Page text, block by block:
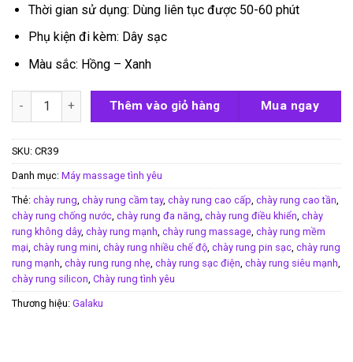
Thời gian sử dụng: Dùng liên tục được 50-60 phút
Phụ kiện đi kèm: Dây sạc
Màu sắc: Hồng – Xanh
Chày rung gắn tường Galaku Ballet số lượng
Thêm vào giỏ hàng Mua ngay
SKU: CR39
Danh mục: Máy massage tình yêu
Thẻ: chày rung chày rung cầm tay, chày rung cao cấp chày rung cao tần
chày rung chống nước chày rung đa năng chày rung điều khiển chày
rung không dây, chày rung mạnh chày rung massage chày rung mềm
mại chày rung mini chày rung nhiều chế độ chày rung pin sạc chày rung
rung mạnh chày rung rung nhẹ chày rung sạc điện chày rung siêu mạnh
chày rung silicon Chày rung tình yêu
Thương hiệu: Galaku